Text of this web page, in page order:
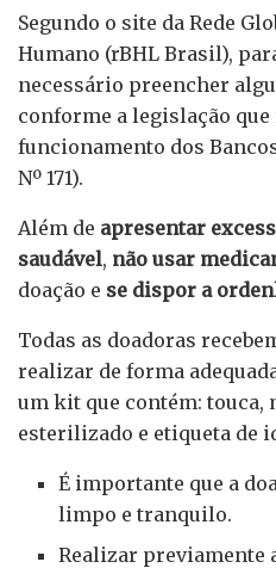
Segundo o site da Rede
Humano (rBHL Brasil),
necessário preencher
conforme a legislação
funcionamento dos
Nº 171).
Além de apresentar
saudável, não usar
doação e se dispor a
Todas as doadoras
realizar de forma
um kit que contém: touca,
esterilizado e etiqueta de
É importante que a
limpo e tranquilo.
Realizar previamente